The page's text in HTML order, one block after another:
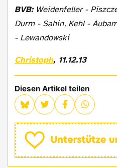
BVB: Weidenfeller -
Durm - Sahin, Kehl -
- Lewandowski
Christoph, 11.12.13
Diesen Artikel teilen